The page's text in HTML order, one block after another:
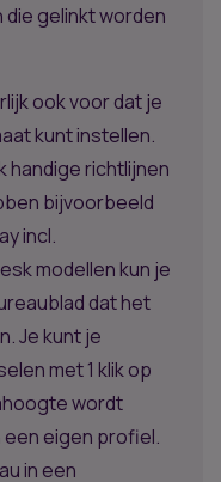
die gelinkt worden
ook voor dat je
kunt instellen.
handige richtlijnen
bijvoorbeeld
incl.
modellen kun je
dat het
Je kunt je
met 1 klik op
wordt
een eigen profiel.
in een